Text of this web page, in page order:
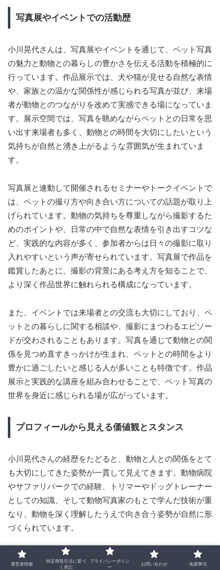
写真展やイベントでの活動歴
小川晃代さんは、写真展やイベントを通じて、ペット写真
の魅力と動物との暮らしの豊かさを伝える活動を積極的に
行っています。作品展示では、犬や猫が見せる自然な表情
や、家族との温かな関係性が感じられる写真が並び、来場
者が動物とのつながりを改めて実感できる場になっていま
す。展示空間では、写真を眺めながらペットとの日常を思
い出す来場者も多く、動物との時間を大切にしたいという
気持ちが自然と湧き上がるような雰囲気が生まれていま
す。
写真展と連動して開催されるセミナーやトークイベントで
は、ペットの撮り方や向き合い方についての話題が取り上
げられています。動物の気持ちを尊重しながら撮影するた
めのポイントや、日常の中で自然な表情を引き出すコツな
ど、実践的な内容が多く、参加者からは日々の撮影に取り
入れやすいという声が寄せられています。写真展で作品を
鑑賞したあとに、撮影の背景にある考え方を知ることで、
より深く作品世界に触れられる構成になっています。
また、イベントでは来場者との交流も大切にしており、ペ
ットとの暮らしに関する相談や、撮影にまつわるエピソー
ドが交わされることもあります。写真を通じて動物との関
係を見つめ直すきっかけが生まれ、ペットとの時間をより
豊かに過ごしたいと感じる人が多いことも特徴です。作品
展示と実践的な講座を組み合わせることで、ペット写真の
世界を身近に感じられる場が広がっています。
プロフィールから見える価値観とスタンス
小川晃代さんの経歴をたどると、動物と人との関係をとて
も大切にしてきた姿勢が一貫して見えてきます。動物病院
やサファリパークでの経験、トリマーやドッグトレーナー
としての知識、そして動物写真家のもとで学んだ技術が重
なり、動物を深く理解したうえで向き合う姿勢が自然に形
づくられています。
ペットを単なる被写体として扱うのではなく、家族の一員
運営者情報
特定商取引法に基づ
く表記
プライバシーポリシ
ー
お問い合わせ 免責事項